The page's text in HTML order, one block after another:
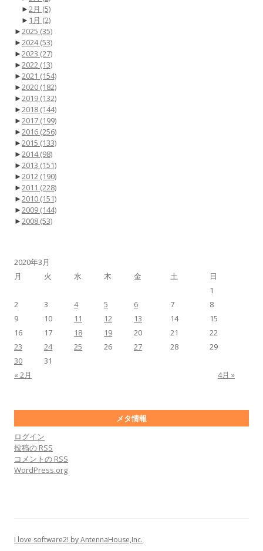
►2月 (5)
► 1月 (2)
►2025 (35)
►2024(53)
►2023 (27)
►2022 (13)
►2021 (154)
►2020 (182)
►2019 (132)
►2018 (144)
►2017 (199)
►2016 (256)
►2015 (133)
►2014(98)
►2013 (151)
►2012 (190)
►2011 (228)
►2010 (151)
►2009 (144)
►2008 (53)
2020年3月
月
火 水 木 金 土 日
« 2月 4月 »
1
2
3 4 5 6 7
8
9
10 11 12 13 14
15
16
17 18 19 20 21
22
23
24 25 26 27 28
29
30
31
メタ情報
ログイン
投稿の RSS
コメントの RSS
WordPress.org
I love software2! by AntennaHouse,Inc.